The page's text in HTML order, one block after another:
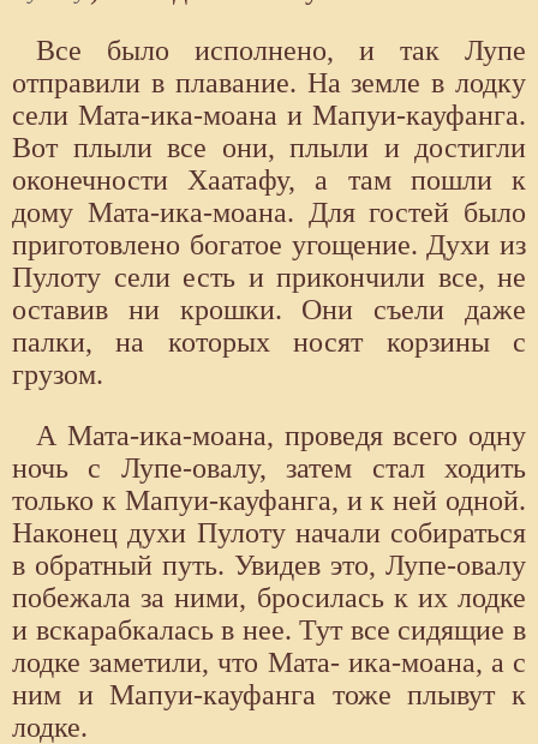
Все было исполнено, и так Лупе
отправили в плавание. На земле в лодку
сели Мата-ика-моана и Мапуи-кауфанга.
Вот плыли все они, плыли и достигли
оконечности Хаатафу, а там пошли к
дому Мата-ика-моана. Для гостей было
приготовлено богатое угощение. Духи из
Пулоту сели есть и прикончили все, не
оставив ни крошки. Они съели даже
палки, на которых носят корзины с
грузом.
А Мата-ика-моана, проведя всего одну
ночь с Лупе-овалу, затем стал ходить
только к Мапуи-кауфанга, и к ней одной.
Наконец духи Пулоту начали собираться
в обратный путь. Увидев это, Лупе-овалу
побежала за ними, бросилась к их лодке
и вскарабкалась в нее. Тут все сидящие в
лодке заметили, что Мата- ика-моана, а с
ним и Мапуи-кауфанга тоже плывут к
лодке.